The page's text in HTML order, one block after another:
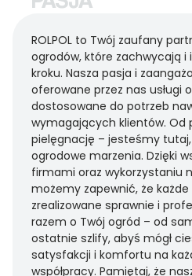
ROLPOL to Twój zaufany
ogrodów, które zachwycają i
kroku. Nasza pasja i
oferowane przez nas usługi
dostosowane do potrzeb
wymagających klientów. Od
pielęgnację – jesteśmy tutaj,
ogrodowe marzenia. Dzięki
firmami oraz wykorzystaniu
możemy zapewnić, że
zrealizowane sprawnie i
razem o Twój ogród – od
ostatnie szlify, abyś mógł
satysfakcji i komfortu na
współpracy. Pamiętaj, że